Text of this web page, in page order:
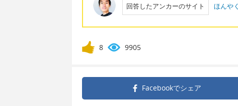
回答したアンカーのサイト ほんや
8 9905
Facebookでシェア